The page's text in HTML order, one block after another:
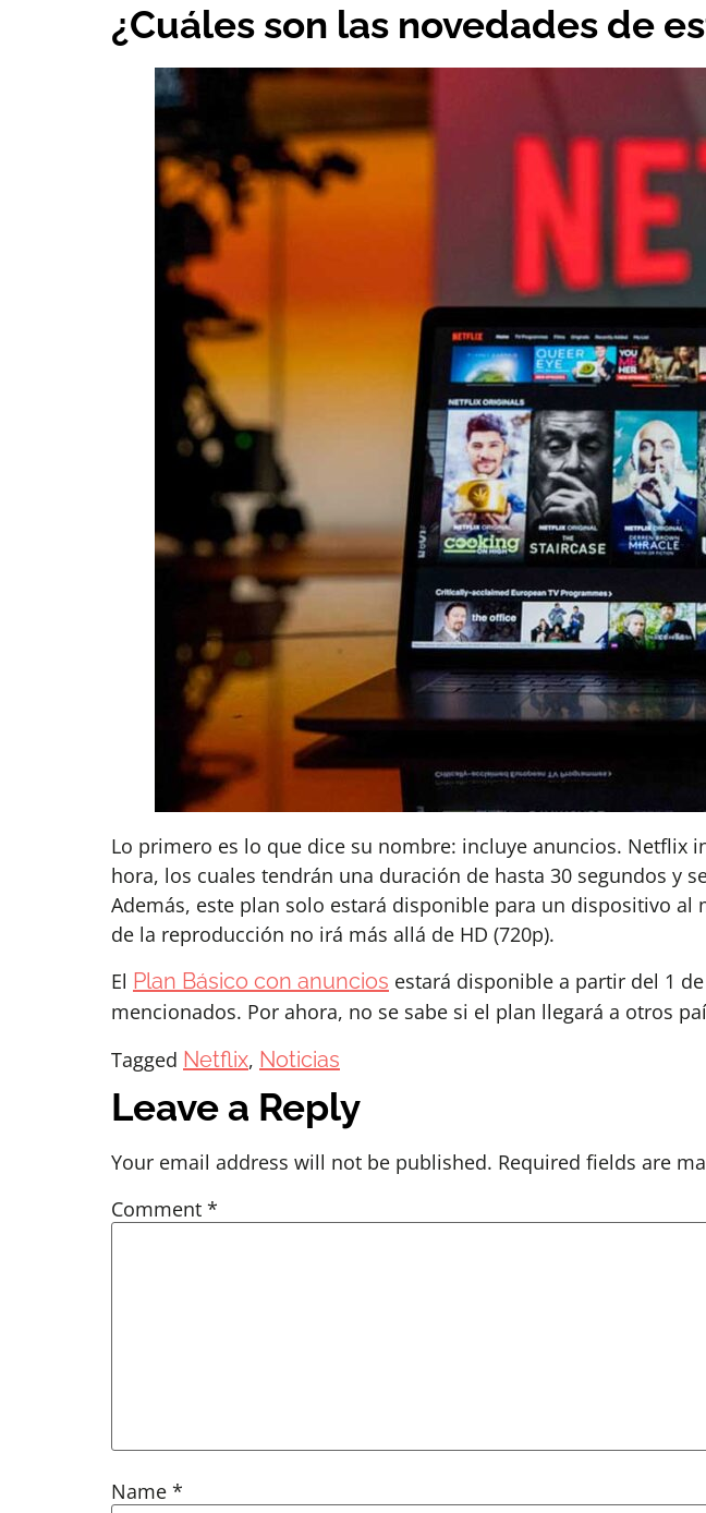
¿Cuáles son las novedades de
Lo primero es lo que dice su nombre: incluye anuncios.
hora, los cuales tendrán una duración de hasta 30 segundos y
Además, este plan solo estará disponible para un dispositivo
de la reproducción no irá más allá de HD (720p).
El Plan Básico con anuncios estará disponible a partir del 1
mencionados. Por ahora, no se sabe si el plan llegará a otros
Tagged Netflix, Noticias
Leave a Reply
Your email address will not be published. Required fields are
Comment *
Name *